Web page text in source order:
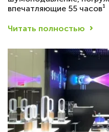
впечатляющие 55 часов¹
Читать полностью